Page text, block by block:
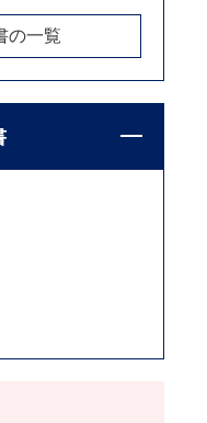
の一覧